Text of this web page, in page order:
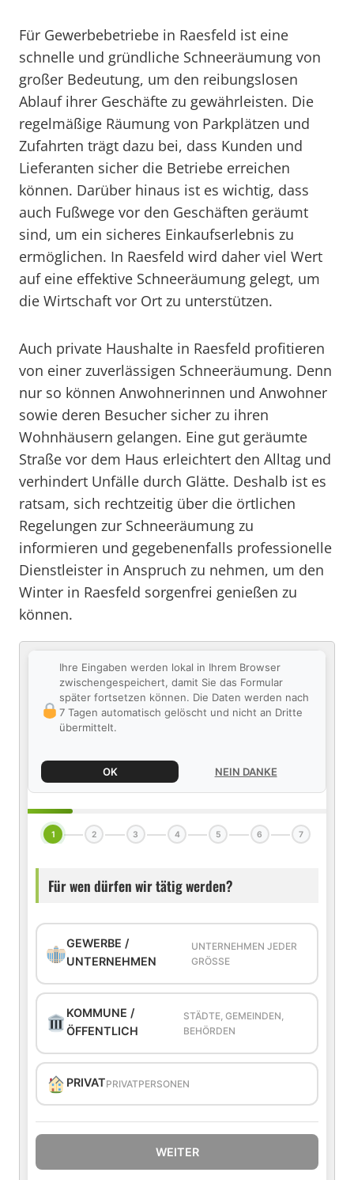
Für Gewerbebetriebe in Raesfeld ist eine
schnelle und gründliche Schneeräumung von
großer Bedeutung, um den reibungslosen
Ablauf ihrer Geschäfte zu gewährleisten. Die
regelmäßige Räumung von Parkplätzen und
Zufahrten trägt dazu bei, dass Kunden und
Lieferanten sicher die Betriebe erreichen
können. Darüber hinaus ist es wichtig, dass
auch Fußwege vor den Geschäften geräumt
sind, um ein sicheres Einkaufserlebnis zu
ermöglichen. In Raesfeld wird daher viel Wert
auf eine effektive Schneeräumung gelegt, um
die Wirtschaft vor Ort zu unterstützen.
Auch private Haushalte in Raesfeld profitieren
von einer zuverlässigen Schneeräumung. Denn
nur so können Anwohnerinnen und Anwohner
sowie deren Besucher sicher zu ihren
Wohnhäusern gelangen. Eine gut geräumte
Straße vor dem Haus erleichtert den Alltag und
verhindert Unfälle durch Glätte. Deshalb ist es
ratsam, sich rechtzeitig über die örtlichen
Regelungen zur Schneeräumung zu
informieren und gegebenenfalls professionelle
Dienstleister in Anspruch zu nehmen, um den
Winter in Raesfeld sorgenfrei genießen zu
können.
Ihre Eingaben werden lokal in Ihrem Browser
zwischengespeichert, damit Sie das Formular
später fortsetzen können. Die Daten werden nach
7 Tagen automatisch gelöscht und nicht an Dritte
übermittelt.
OK NEIN DANKE
1 2 3 4 5 6 7
Für wen dürfen wir tätig werden?
GEWERBE /
UNTERNEHMEN
UNTERNEHMEN JEDER
GRÖSSE
KOMMUNE /
ÖFFENTLICH
STÄDTE, GEMEINDEN,
BEHÖRDEN
PRIVATPRIVATPERSONEN
WEITER